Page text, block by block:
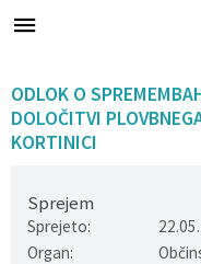
ODLOK O
DOLOČITVI
KORTINICI
Sprejem
Sprejeto:
Organ:
Vizitka občine
Simboli občine
Občinski svet
Podžupana
Naloge in pristojnosti
Seje občinskega sveta
Občinski štab civilne zaščite
Naloge in pristojnosti
Organigram zaposlenih
Novice in obvestila
Zapore cest
Vloge in obrazci
Vprašajte občino
Krajevne skupnosti
Predstavnik v državnem